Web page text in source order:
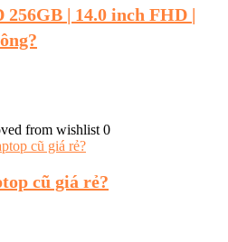
256GB | 14.0 inch FHD |
from wishlist 0
cũ giá rẻ?